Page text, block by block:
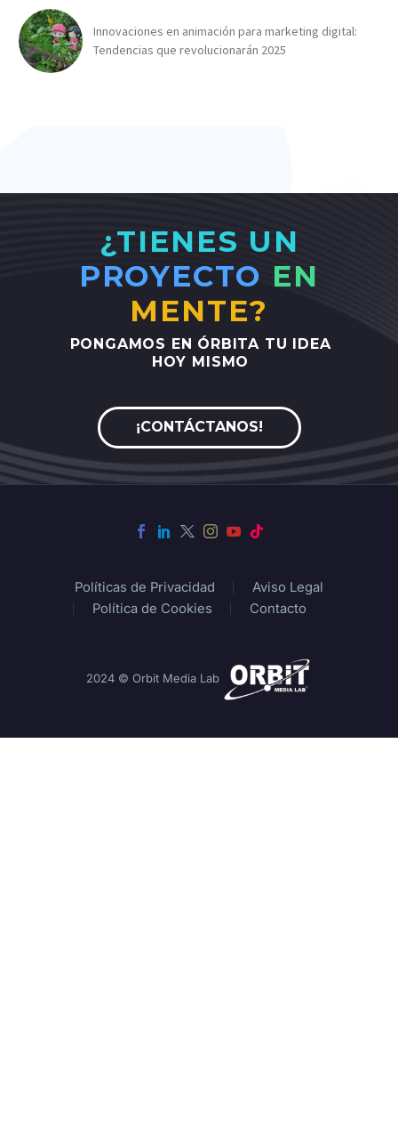
Innovaciones en animación para marketing digital:
Tendencias que revolucionarán 2025
¿TIENES UN
PROYECTO EN
MENTE?
PONGAMOS EN ÓRBITA TU IDEA
HOY MISMO
¡CONTÁCTANOS!
Políticas de Privacidad
Aviso Legal
Política de Cookies
Contacto
2024 © Orbit Media Lab